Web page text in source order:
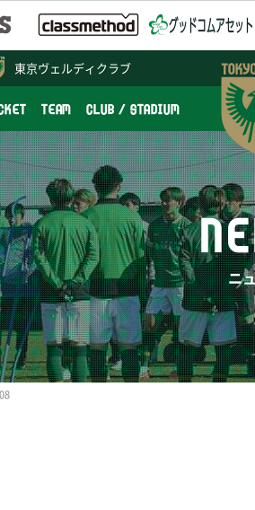
東京ヴェルディクラブ
TEAM CLUB / STADIUM
ニ